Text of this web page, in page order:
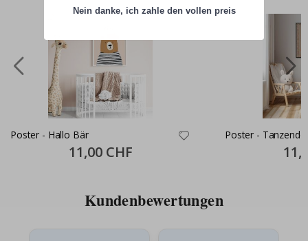
Poster - Hallo Bär
Special
Price
11,00 CHF
Poster -
Price
Kundenbewertungen
Nein danke, ich zahle den vollen preis